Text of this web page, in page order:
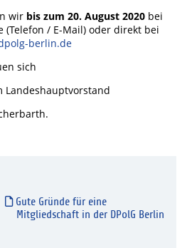
wir bis zum 20. August 2020 bei
(Telefon / E-Mail) oder direkt bei
berlin.de
sich
Landeshauptvorstand
Gute Gründe für eine
Mitgliedschaft in der DPolG Berlin